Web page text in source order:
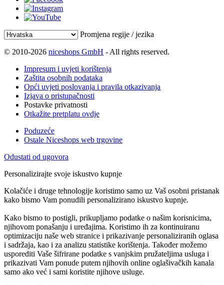
Promjena regije / jezika
© 2010-2026 niceshops GmbH - All rights reserved.
Impresum i uvjeti korištenja
Zaštita osobnih podataka
Opći uvjeti poslovanja i pravila otkazivanja
Izjava o pristupačnosti
Postavke privatnosti
Otkažite pretplatu ovdje
Poduzeće
Ostale Niceshops web trgovine
Odustati od ugovora
Personalizirajte svoje iskustvo kupnje
Kolačiće i druge tehnologije koristimo samo uz Vaš osobni pristanak
kako bismo Vam ponudili personalizirano iskustvo kupnje.
Kako bismo to postigli, prikupljamo podatke o našim korisnicima,
njihovom ponašanju i uređajima. Koristimo ih za kontinuiranu
optimizaciju naše web stranice i prikazivanje personaliziranih oglasa
i sadržaja, kao i za analizu statistike korištenja. Također možemo
usporediti Vaše šifrirane podatke s vanjskim pružateljima usluga i
prikazivati Vam ponude putem njihovih online oglašivačkih kanala
samo ako već i sami koristite njihove usluge.